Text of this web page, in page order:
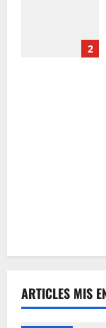
2
ARTICLES MIS